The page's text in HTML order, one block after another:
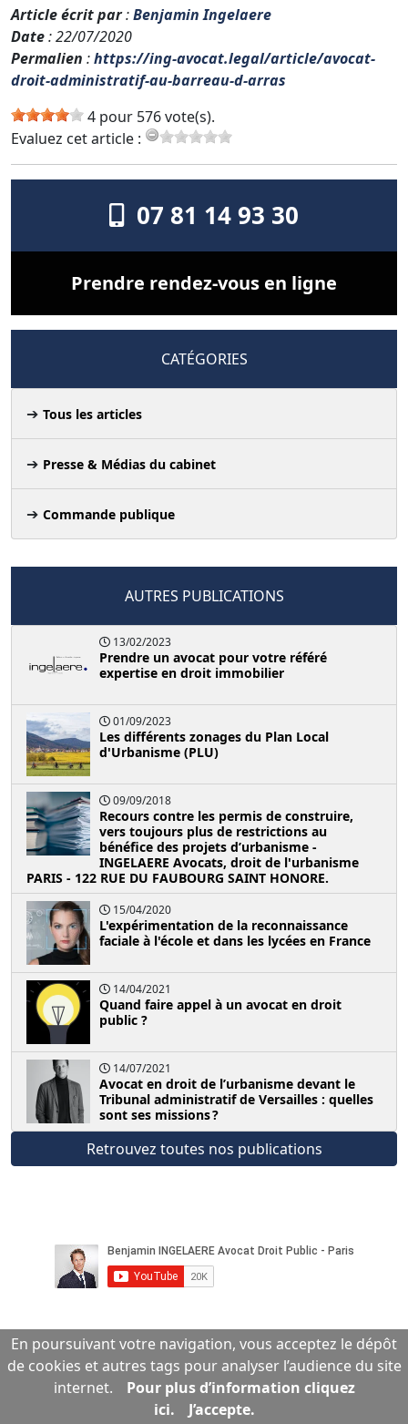
Article écrit par:Benjamin Ingelaere
Date: 22/07/2020
Permalien :https://ing-avocat.legal/article/avocat-
droit-administratif-au-barreau-d-arras
4 pour 576 vote(s).
Evaluez cet article :
07 81 14 93 30
Prendre rendez-vous en ligne
CATÉGORIES
Tous les articles
Presse & Médias du cabinet
Commande publique
AUTRES PUBLICATIONS
13/02/2023
Prendre un avocat pour votre référé
expertise en droit immobilier
01/09/2023
Les différents zonages du Plan Local
d'Urbanisme (PLU)
09/09/2018
Recours contre les permis de construire,
vers toujours plus de restrictions au
bénéfice des projets d’urbanisme -
INGELAERE Avocats, droit de l'urbanisme
PARIS - 122 RUE DU FAUBOURG SAINT HONORE.
15/04/2020
L'expérimentation de la reconnaissance
faciale à l'école et dans les lycées en France
14/04/2021
Quand faire appel à un avocat en droit
public ?
14/07/2021
Avocat en droit de l’urbanisme devant le
Tribunal administratif de Versailles : quelles
sont ses missions ?
Retrouvez toutes nos publications
Contactez notre cabinet
En poursuivant votre navigation, vous acceptez le dépôt
de cookies et autres tags pour analyser l’audience du site
internet.
Pour plus d’information cliquez
ici.
J’accepte.